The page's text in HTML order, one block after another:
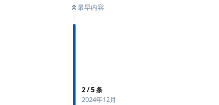
最早内容
2/5条
2024年12月